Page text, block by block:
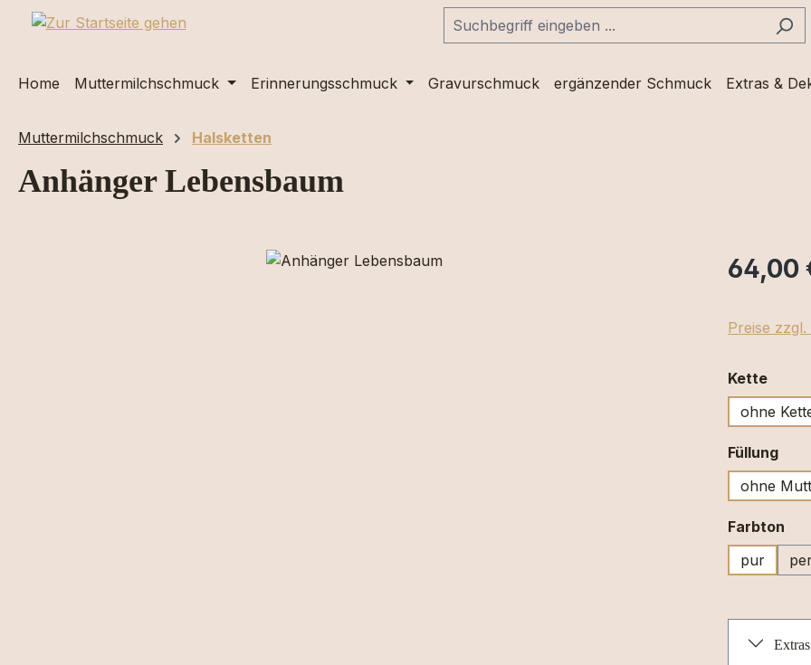
Hauptinhalt springen
Zur Suche springen
Zur Hauptnavigation springen
Home Muttermilchschmuck Erinnerungsschmuck Gravurschmuck ergänzender Schmuck Extras &
Muttermilchschmuck Halsketten
Anhänger Lebensbaum
64,00
Preise
Kette
ohne
Füllung
ohne
Farbton
pur
Extras